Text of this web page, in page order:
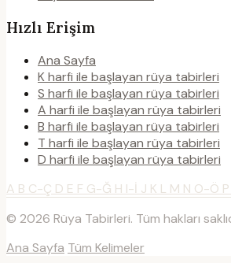
Hızlı Erişim
Ana Sayfa
K harfi ile başlayan rüya tabirleri
S harfi ile başlayan rüya tabirleri
A harfi ile başlayan rüya tabirleri
B harfi ile başlayan rüya tabirleri
T harfi ile başlayan rüya tabirleri
D harfi ile başlayan rüya tabirleri
A B C-Ç D E F G-Ğ H I-İ J K L M N O-Ö P
© 2026 Rüya Tabirleri. Tüm hakları
Ana Sayfa Tüm Kelimeler